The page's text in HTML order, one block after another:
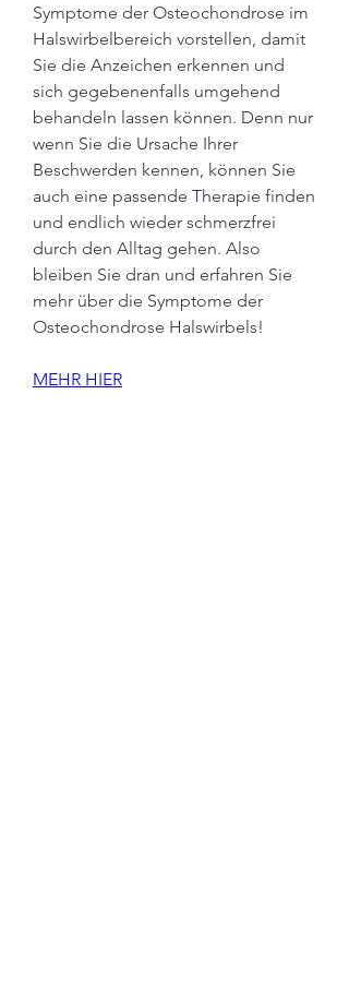
Symptome der Osteochondrose im
Halswirbelbereich vorstellen, damit
Sie die Anzeichen erkennen und
sich gegebenenfalls umgehend
behandeln lassen können. Denn nur
wenn Sie die Ursache Ihrer
Beschwerden kennen, können Sie
auch eine passende Therapie finden
und endlich wieder schmerzfrei
durch den Alltag gehen. Also
bleiben Sie dran und erfahren Sie
mehr über die Symptome der
Osteochondrose Halswirbels!
MEHR HIER